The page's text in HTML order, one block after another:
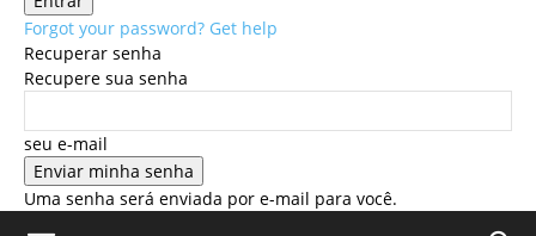
Forgot your password? Get help
Recuperar senha
Recupere sua senha
seu e-mail
Uma senha será enviada por e-mail para você.